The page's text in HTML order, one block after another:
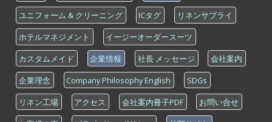
ユニフォーム & クリーニング ICタグ リネンサプライ
ホテルマネジメント イージーオーダースーツ
カスタムメイド 企業情報 社長 メッセージ 会社案内
企業理念 Company Philosophy English SDGs
リネン工場 アクセス 会社案内冊子PDF お問い合せ